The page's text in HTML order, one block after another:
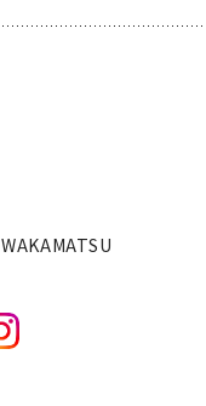
WAKAMATSU